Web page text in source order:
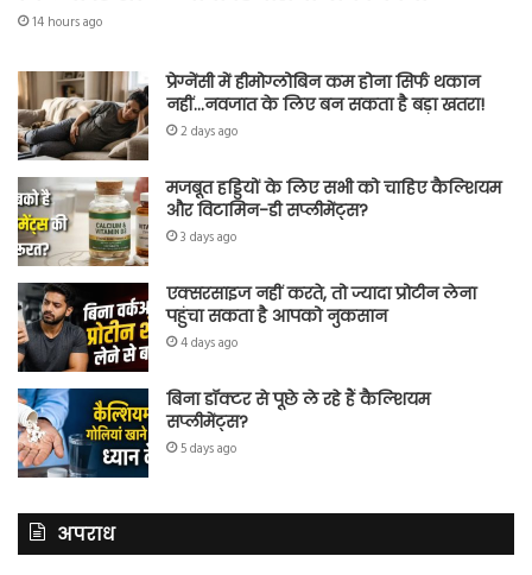
14 hours ago
प्रेग्नेंसी में हीमोग्लोबिन कम होना सिर्फ थकान
नहीं…नवजात के लिए बन सकता है बड़ा खतरा!
2 days ago
मजबूत हड्डियों के लिए सभी को चाहिए कैल्शियम
और विटामिन-डी सप्लीमेंट्स?
3 days ago
एक्सरसाइज नहीं करते, तो ज्यादा प्रोटीन लेना
पहुंचा सकता है आपको नुकसान
4 days ago
बिना डॉक्टर से पूछे ले रहे हैं कैल्शियम
सप्लीमेंट्स?
5 days ago
अपराध